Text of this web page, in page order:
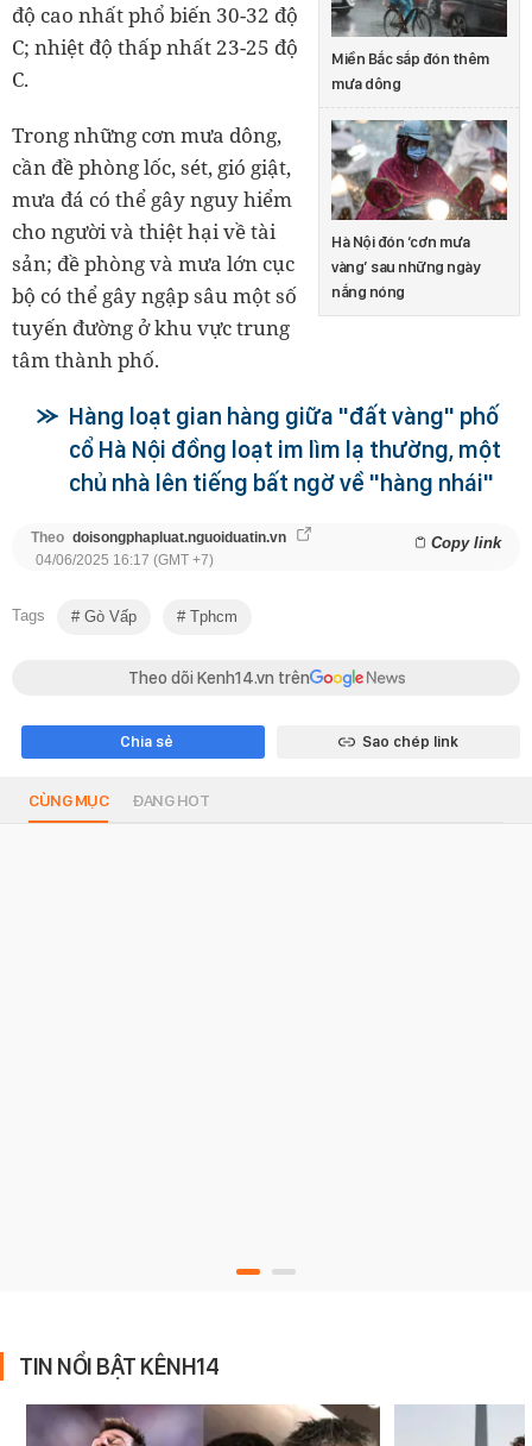
Miền Bắc sắp đón thêm
mưa dông
Hà Nội đón ‘cơn mưa
vàng’ sau những ngày
nắng nóng
độ cao nhất phổ biến 30-32 độ
C; nhiệt độ thấp nhất 23-25 độ
C.
Trong những cơn mưa dông,
cần đề phòng lốc, sét, gió giật,
mưa đá có thể gây nguy hiểm
cho người và thiệt hại về tài
sản; đề phòng và mưa lớn cục
bộ có thể gây ngập sâu một số
tuyến đường ở khu vực trung
tâm thành phố.
Hàng loạt gian hàng giữa "đất vàng" phố
cổ Hà Nội đồng loạt im lìm lạ thường, một
chủ nhà lên tiếng bất ngờ về "hàng nhái"
Theo doisongphapluat.nguoiduatin.vn Copy link
04/06/2025 16:17 (GMT +7)
Tags Gò Vấp Tphcm
Theo dõi Kenh14.vn trên
Chia sẻ Sao chép link
CÙNG MỤC ĐANG HOT
TIN NỔI BẬT KÊNH14